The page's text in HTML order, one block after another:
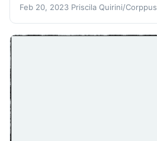
Feb 20, 2023 Priscila Quirini/Corppus